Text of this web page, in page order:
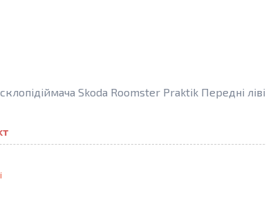
Skoda Roomster Praktik Передні